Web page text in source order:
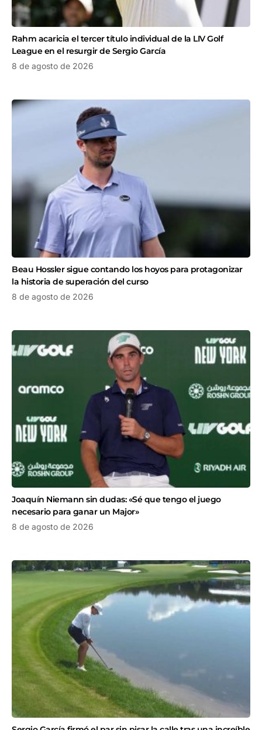
Rahm acaricia el tercer título individual de la LIV Golf
League en el resurgir de Sergio García
8 de agosto de 2026
Beau Hossler sigue contando los hoyos para protagonizar
la historia de superación del curso
8 de agosto de 2026
Joaquín Niemann sin dudas: «Sé que tengo el juego
necesario para ganar un Major»
8 de agosto de 2026